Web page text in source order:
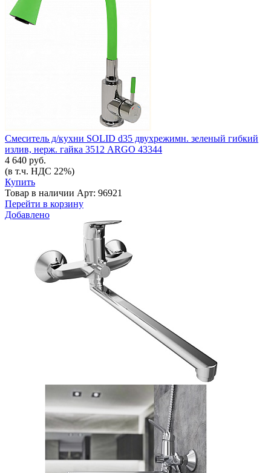
Смеситель д/кухни SOLID d35 двухрежимн. зеленый гибкий
излив, нерж. гайка 3512 ARGO 43344
4 640 руб.
(в т.ч. НДС 22%)
Купить
Товар в наличии Арт: 96921
Перейти в корзину
Добавлено